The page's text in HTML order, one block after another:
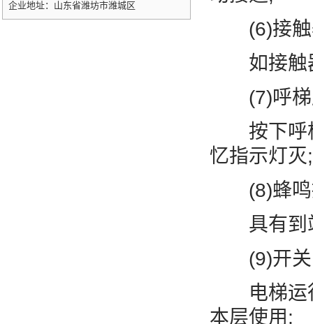
(6)接触
如接触器
(7)呼梯
按下呼梯
忆指示灯灭;
(8)蜂鸣
具有到
(9)开关
电梯运行
本层使用;
企业地址：山东省潍坊市潍城区